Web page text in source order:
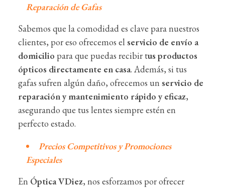
Reparación de Gafas
Sabemos que la comodidad es clave para nuestros
clientes, por eso ofrecemos el servicio de envío a
domicilio para que puedas recibir tus productos
ópticos directamente en casa. Además, si tus
gafas sufren algún daño, ofrecemos un servicio de
reparación y mantenimiento rápido y eficaz,
asegurando que tus lentes siempre estén en
perfecto estado.
Precios Competitivos y Promociones
Especiales
En Óptica VDiez, nos esforzamos por ofrecer